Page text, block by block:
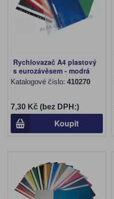
Rychlovazač A4 plastový
s eurozávěsem - modrá
Katalogové číslo: 410270
7,30 Kč (bez DPH:)
Koupit